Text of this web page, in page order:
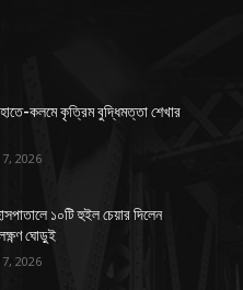
হাতে-কলমে কৃত্রিম বুদ্ধিমত্তা শেখার
2026
১০টি হুইল চেয়ার দিলেন
ঘোড়ুই
2026